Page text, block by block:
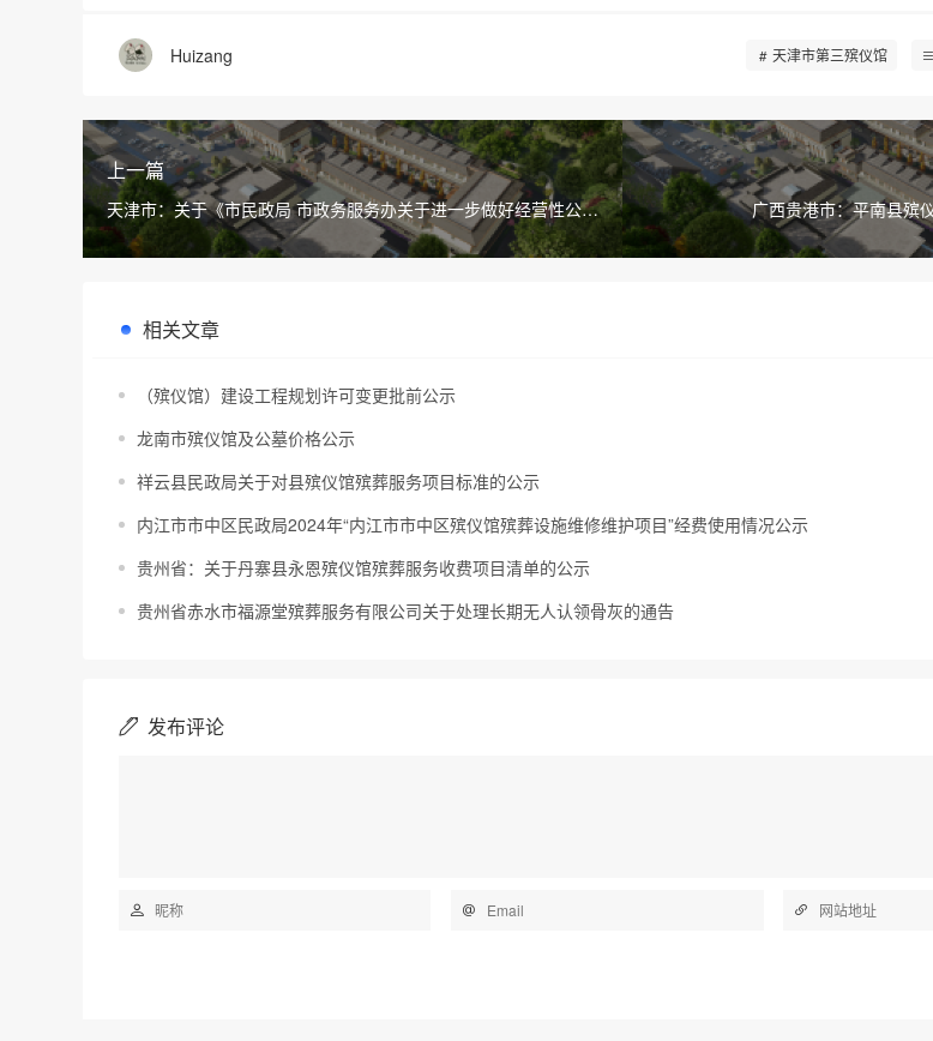
Huizang 天津市第三殡仪馆
上一篇
天津市：关于《市民政局 市政务服务办关于进一步做好经营性公墓
审批监管工作的通知》 政策解读
广西贵港市：平南县殡
相关文章
（殡仪馆）建设工程规划许可变更批前公示
龙南市殡仪馆及公墓价格公示
祥云县民政局关于对县殡仪馆殡葬服务项目标准的公示
内江市市中区民政局2024年“内江市市中区殡仪馆殡葬设施维修维护项目”经费使用情况公示
贵州省：关于丹寨县永恩殡仪馆殡葬服务收费项目清单的公示
贵州省赤水市福源堂殡葬服务有限公司关于处理长期无人认领骨灰的通告
发布评论